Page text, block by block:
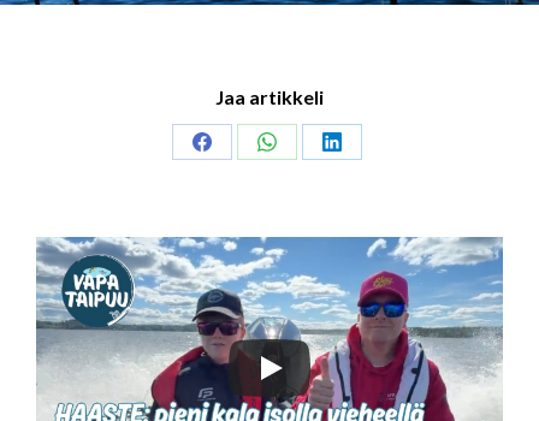
Jaa artikkeli
Share
Share
Share